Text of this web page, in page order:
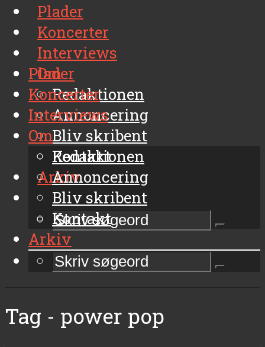
Plader
Koncerter
Interviews
Om
Redaktionen
Annoncering
Bliv skribent
Kontakt
Arkiv
Plader
Koncerter
Interviews
Om
Redaktionen
Annoncering
Bliv skribent
Kontakt
Arkiv
Tag - power pop